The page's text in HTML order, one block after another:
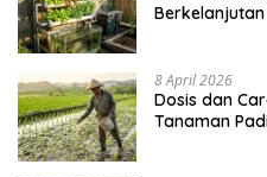
8 April 2026
Dosis dan
Tanaman